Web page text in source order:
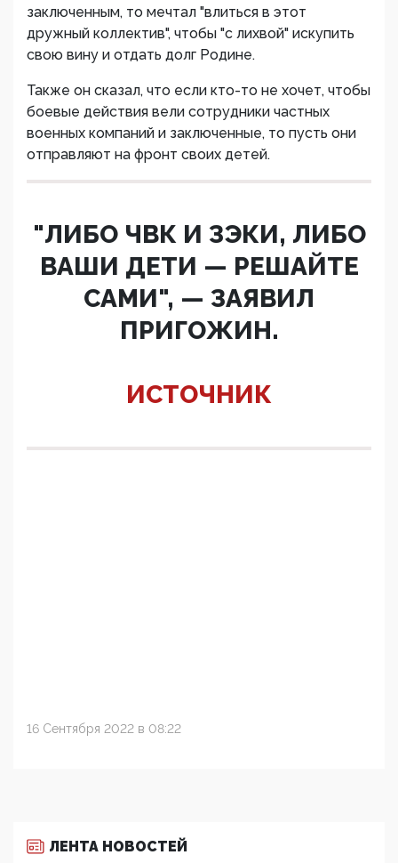
заключенным, то мечтал "влиться в этот
дружный коллектив", чтобы "с лихвой" искупить
свою вину и отдать долг Родине.
Также он сказал, что если кто-то не хочет, чтобы
боевые действия вели сотрудники частных
военных компаний и заключенные, то пусть они
отправляют на фронт своих детей.
"ЛИБО ЧВК И ЗЭКИ, ЛИБО
ВАШИ ДЕТИ — РЕШАЙТЕ
САМИ", — ЗАЯВИЛ
ПРИГОЖИН.
ИСТОЧНИК
16 Сентября 2022 в 08:22
ЛЕНТА НОВОСТЕЙ